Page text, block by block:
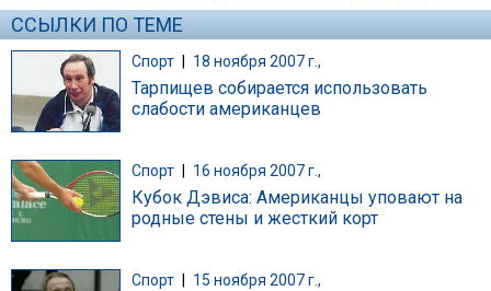
ССЫЛКИ ПО ТЕМЕ
Спорт | 18 ноября 2007 г.,
Тарпищев собирается использовать
слабости американцев
Спорт 16 ноября 2007 г.,
Кубок Дэвиса: Американцы уповают на
родные стены и жесткий корт
Спорт 15 ноября 2007 г.,